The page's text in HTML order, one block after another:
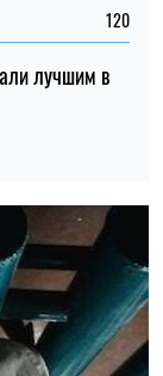
120
лучшим в